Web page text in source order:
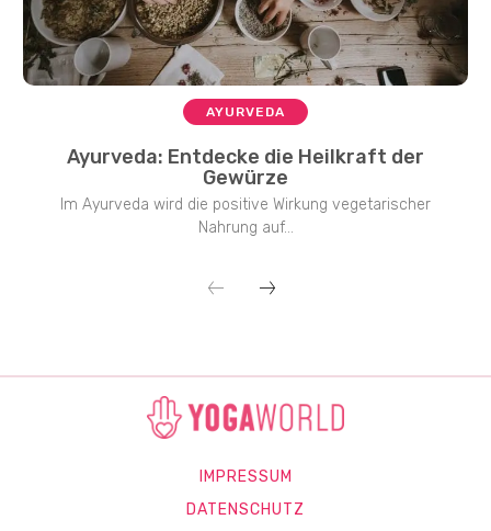
AYURVEDA
Ayurveda: Entdecke die Heilkraft der
Gewürze
Im Ayurveda wird die positive Wirkung vegetarischer
Nahrung auf...
IMPRESSUM
DATENSCHUTZ